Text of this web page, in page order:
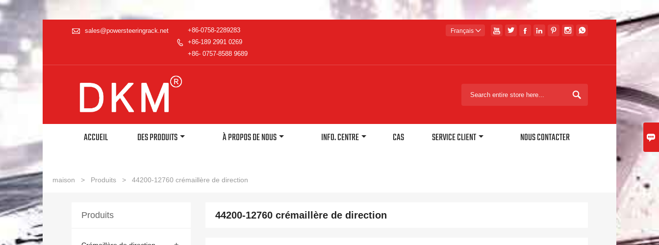

 sales@powersteeringrack.net

+86-0758-2289283
+86-189 2991 0269
+86- 0757-8588 9689
      
Français 

ACCUEIL DES PRODUITS À PROPOS DE NOUS INFO. CENTRE CAS SERVICE CLIENT NOUS CONTACTER
maison > Produits > 44200-12760 crémaillère de direction
44200-12760 crémaillère de direction
Produits